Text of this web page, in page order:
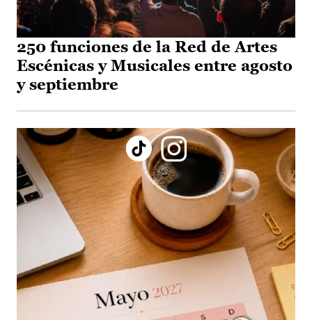
250 funciones de la Red de Artes
Escénicas y Musicales entre agosto
y septiembre